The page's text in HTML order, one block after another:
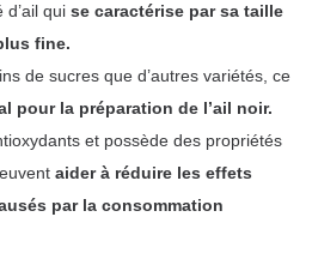
d’ail qui se caractérise par sa taille
fine.
de sucres que d’autres variétés, ce
pour la préparation de l’ail noir.
et possède des propriétés
aider à réduire les effets
par la consommation